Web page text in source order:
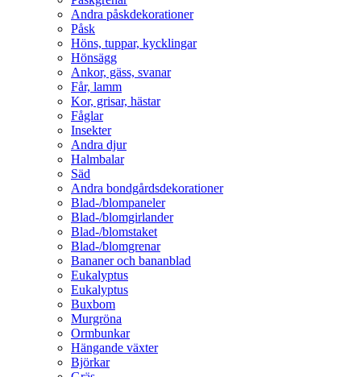
Andra påskdekorationer
Påsk
Höns, tuppar, kycklingar
Hönsägg
Ankor, gäss, svanar
Får, lamm
Kor, grisar, hästar
Fåglar
Insekter
Andra djur
Halmbalar
Säd
Andra bondgårdsdekorationer
Blad-/blompaneler
Blad-/blomgirlander
Blad-/blomstaket
Blad-/blomgrenar
Bananer och bananblad
Eukalyptus
Eukalyptus
Buxbom
Murgröna
Ormbunkar
Hängande växter
Björkar